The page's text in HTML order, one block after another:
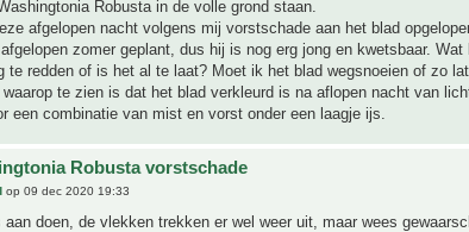
Robusta in de volle grond staan.
afgelopen nacht volgens mij vorstschade aan het blad
afgelopen zomer geplant, dus hij is nog erg jong en kwetsbaar.
te redden of is het al te laat? Moet ik het blad wegsnoeien of zo
te zien is dat het blad verkleurd is na aflopen nacht van
een combinatie van mist en vorst onder een laagje ijs.
Robusta vorstschade
op 09 dec 2020 19:33
aan doen, de vlekken trekken er wel weer uit, maar wees